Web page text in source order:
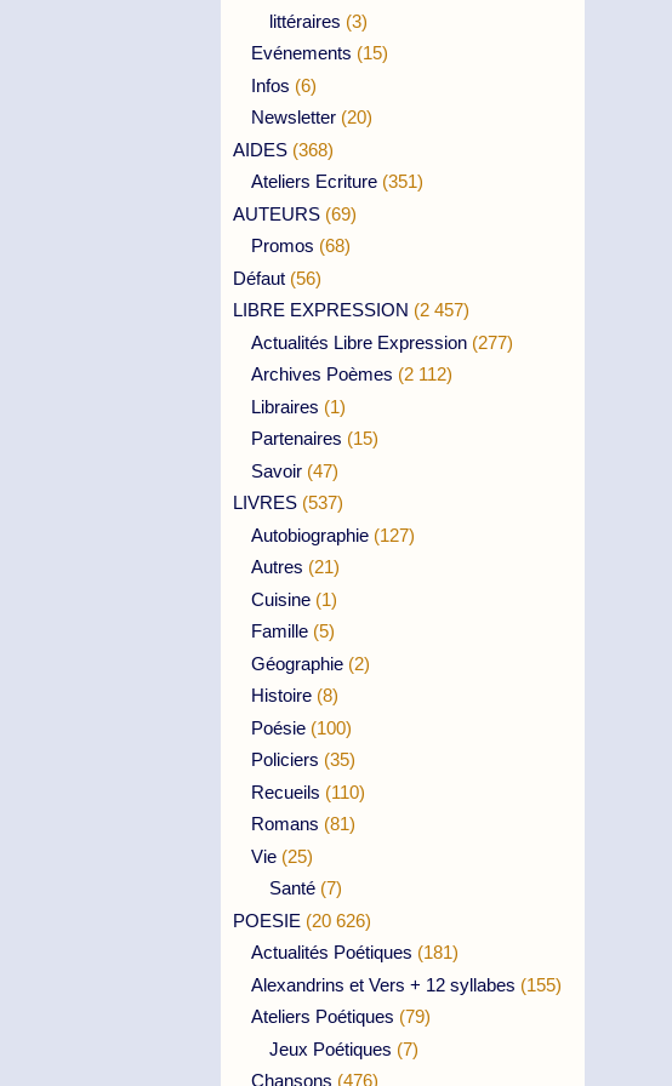
littéraires (3)
Evénements (15)
Infos (6)
Newsletter (20)
AIDES (368)
Ateliers Ecriture (351)
AUTEURS (69)
Promos (68)
Défaut (56)
LIBRE EXPRESSION (2 457)
Actualités Libre Expression (277)
Archives Poèmes (2 112)
Libraires (1)
Partenaires (15)
Savoir (47)
LIVRES (537)
Autobiographie (127)
Autres (21)
Cuisine (1)
Famille (5)
Géographie (2)
Histoire (8)
Poésie (100)
Policiers (35)
Recueils (110)
Romans (81)
Vie (25)
Santé (7)
POESIE (20 626)
Actualités Poétiques (181)
Alexandrins et Vers + 12 syllabes (155)
Ateliers Poétiques (79)
Jeux Poétiques (7)
Chansons (476)